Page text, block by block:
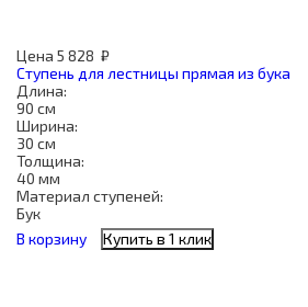
Цена 5 828 ₽
Ступень для лестницы прямая из бука
Длина:
90 см
Ширина:
30 см
Толщина:
40 мм
Материал ступеней:
Бук
В корзину
Купить в 1 клик